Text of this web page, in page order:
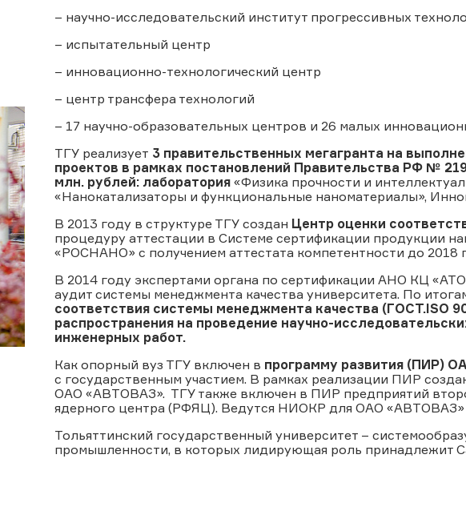
– научно-исследовательский институт прогрессивных
– испытательный центр
– инновационно-технологический центр
– центр трансфера технологий
– 17 научно-образовательных центров и 26 малых
ТГУ реализует 3 правительственных мегагранта на
проектов в рамках постановлений Правительства РФ №
млн. рублей: лаборатория «Физика прочности и
«Нанокатализаторы и функциональные наноматериалы»,
В 2013 году в структуре ТГУ создан Центр оценки
процедуру аттестации в Системе сертификации
«РОСНАНО» с получением аттестата компетентности до 2018
В 2014 году экспертами органа по сертификации АНО КЦ
аудит системы менеджмента качества университета. По
соответствия системы менеджмента качества (ГОСТ.ISO
распространения на проведение научно-
инженерных работ.
Как опорный вуз ТГУ включен в программу развития (ПИР)
с государственным участием. В рамках реализации ПИР
ОАО «АВТОВАЗ». ТГУ также включен в ПИР предприятий
ядерного центра (РФЯЦ). Ведутся НИОКР для ОАО
Тольяттинский государственный университет –
промышленности, в которых лидирующая роль принадлежит